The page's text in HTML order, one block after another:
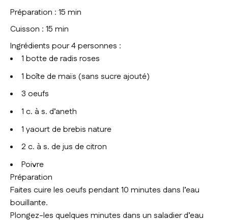
Préparation : 15 min
Cuisson : 15 min
Ingrédients pour 4 personnes :
1 botte de radis roses
1 boîte de maïs (sans sucre ajouté)
3 oeufs
1 c. à s. d’aneth
1 yaourt de brebis nature
2 c. à s. de jus de citron
Poivre
Préparation
Faites cuire les oeufs pendant 10 minutes dans l’eau
bouillante.
Plongez-les quelques minutes dans un saladier d’eau